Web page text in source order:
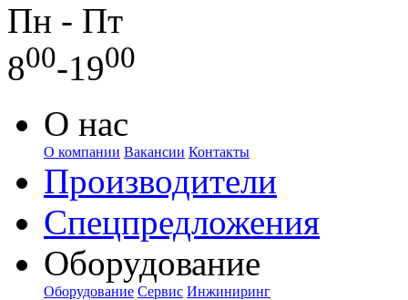
Пн - Пт
800-1900
О нас
О компании Вакансии Контакты
Производители
Спецпредложения
Оборудование
Оборудование Сервис Инжиниринг